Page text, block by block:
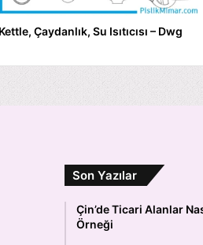
Kettle, Çaydanlık, Su Isıtıcısı – Dwg
Son Yazılar
Çin’de Ticari Alanlar
Örneği